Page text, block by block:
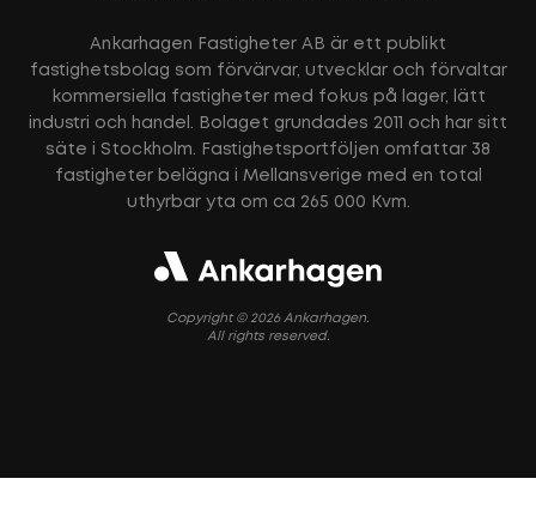
Ankarhagen Fastigheter AB är ett publikt
fastighetsbolag som förvärvar, utvecklar och förvaltar
kommersiella fastigheter med fokus på lager, lätt
industri och handel. Bolaget grundades 2011 och har sitt
säte i Stockholm. Fastighetsportföljen omfattar 38
fastigheter belägna i Mellansverige med en total
uthyrbar yta om ca 265 000 Kvm.
Copyright © 2026 Ankarhagen.
All rights reserved.